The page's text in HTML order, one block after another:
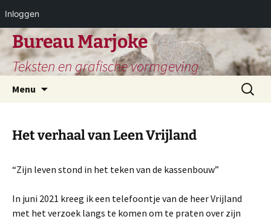
Inloggen
Ga
naar
inhoud
Bureau Marjoke
Teksten en grafische vormgeving
Menu
Zoeken
naar:
Het verhaal van Leen Vrijland
“Zijn leven stond in het teken van de kassenbouw”
In juni 2021 kreeg ik een telefoontje van de heer Vrijland
met het verzoek langs te komen om te praten over zijn